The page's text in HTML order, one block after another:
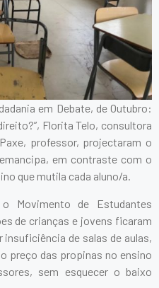
em Debate, de Outubro:
Florita Telo, consultora
professor, projectaram o
em contraste com o
que mutila cada aluno/a.
Movimento de Estudantes
de crianças e jovens ficaram
de salas de aulas,
preço das propinas no ensino
sem esquecer o baixo